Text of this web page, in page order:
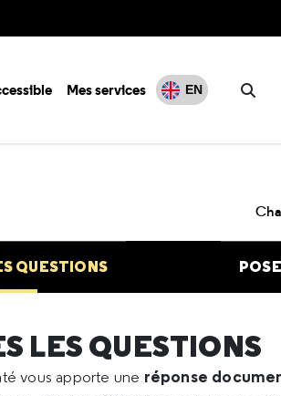
Mes services EN
QUESTIONS
LES QUESTIONS
vous apporte une réponse